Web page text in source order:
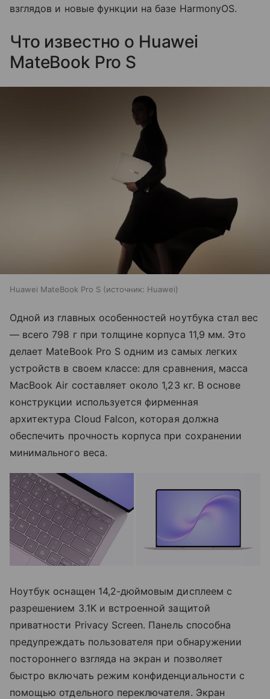
взглядов и новые функции на базе HarmonyOS.
Что известно о Huawei
MateBook Pro S
Huawei MateBook Pro S источник: Huawei
Одной из главных особенностей ноутбука стал вес
— всего 798 г при толщине корпуса 11,9 мм. Это
делает MateBook Pro S одним из самых легких
устройств в своем классе: для сравнения, масса
MacBook Air составляет около 1,23 кг. В основе
конструкции используется фирменная
архитектура Cloud Falcon, которая должна
обеспечить прочность корпуса при сохранении
минимального веса.
Ноутбук оснащен 14,2-дюймовым дисплеем с
разрешением 3.1K и встроенной защитой
приватности Privacy Screen. Панель способна
предупреждать пользователя при обнаружении
постороннего взгляда на экран и позволяет
быстро включать режим конфиденциальности с
помощью отдельного переключателя. Экран